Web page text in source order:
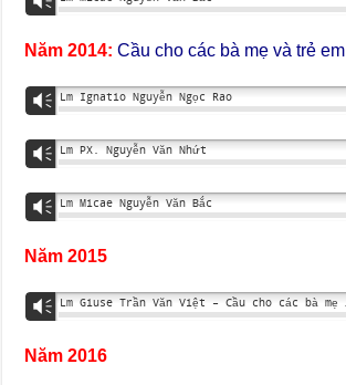
Năm 2014: Cầu cho các bà mẹ và trẻ em
Vm Lm Ignatio Nguyễn Ngọc Rao
Vm Lm PX. Nguyễn Văn Nhứt
Vm Lm Micae Nguyễn Văn Bắc
Năm 2015
Vm
Năm 2016